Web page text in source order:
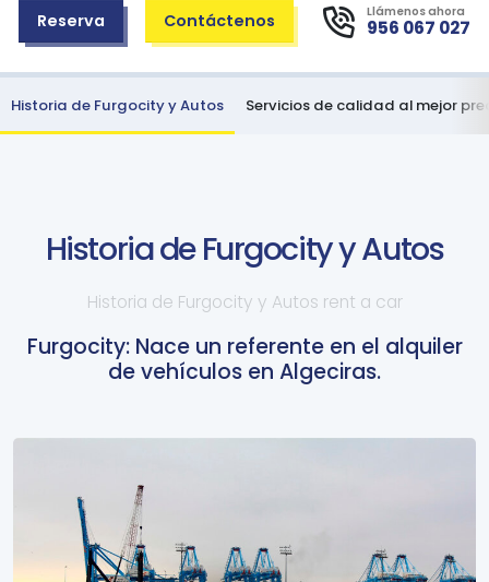
Reserva Contáctenos Llámenos ahora
956 067 027
Historia de Furgocity y Autos Servicios de calidad al mejor
Historia de Furgocity y Autos
Historia de Furgocity y Autos rent a car
Furgocity: Nace un referente en el alquiler
de vehículos en Algeciras.